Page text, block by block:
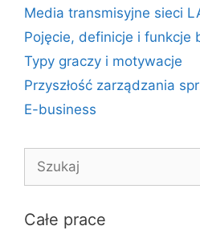
Media transmisyjne sieci
Pojęcie, definicje i funkcje
Typy graczy i motywacje
Przyszłość zarządzania
E-business
Szukaj
Całe prace